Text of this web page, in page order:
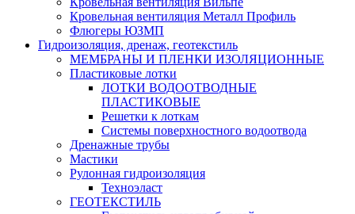
Кровельная вентиляция Металл Профиль
Флюгеры ЮЗМП
Гидроизоляция, дренаж, геотекстиль
МЕМБРАНЫ И ПЛЕНКИ ИЗОЛЯЦИОННЫЕ
Пластиковые лотки
ЛОТКИ ВОДООТВОДНЫЕ
ПЛАСТИКОВЫЕ
Решетки к лоткам
Системы поверхностного водоотвода
Дренажные трубы
Мастики
Рулонная гидроизоляция
Техноэласт
ГЕОТЕКСТИЛЬ